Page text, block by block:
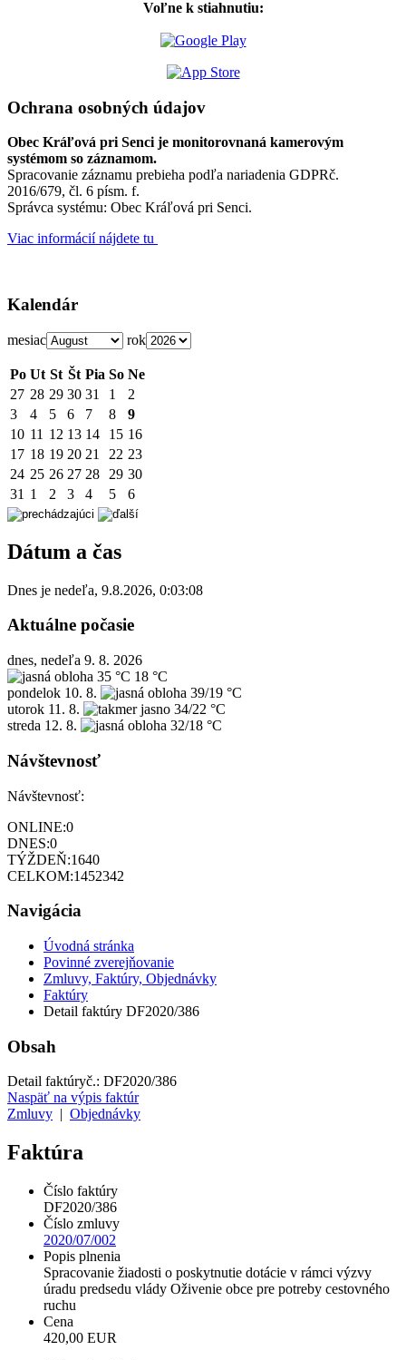
Voľne k stiahnutiu:
Ochrana osobných údajov
Obec Kráľová pri Senci je monitorovnaná kamerovým
systémom so záznamom.
Spracovanie záznamu prebieha podľa nariadenia GDPRč.
2016/679, čl. 6 písm. f.
Správca systému: Obec Kráľová pri Senci.
Viac informácií nájdete tu
Kalendár
mesiac rok
Po Ut St Št Pia So Ne
27 28 29 30 31 1
2
3
4 5 6 7 8
9
10 11 12 13 14 15 16
17 18 19 20 21 22 23
24 25 26 27 28 29 30
31 1 2 3 4 5 6
Dátum a čas
Dnes je nedeľa, 9.8.2026, 0:03:08
Aktuálne počasie
dnes, nedeľa 9. 8. 2026
35 °C 18 °C
pondelok 10. 8.
39/19 °C
utorok 11. 8.
34/22 °C
streda 12. 8. 32/18 °C
Návštevnosť
Návštevnosť:
ONLINE:0
DNES:0
TÝŽDEŇ:1640
CELKOM:1452342
Navigácia
Úvodná stránka
Povinné zverejňovanie
Zmluvy, Faktúry, Objednávky
Faktúry
Detail faktúry DF2020/386
Obsah
Detail faktúryč.: DF2020/386
Naspäť na výpis faktúr
Zmluvy
Objednávky
Faktúra
Číslo faktúry
DF2020/386
Číslo zmluvy
2020/07/002
Popis plnenia
Spracovanie žiadosti o poskytnutie dotácie v rámci výzvy
úradu predsedu vlády Oživenie obce pre potreby cestovného
ruchu
Cena
420,00 EUR